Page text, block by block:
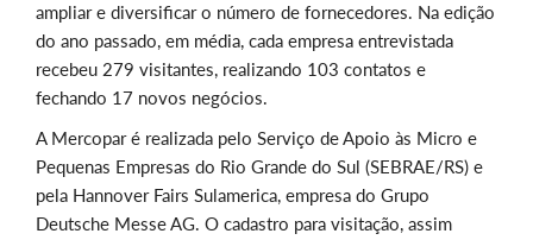
ampliar e diversificar o número de fornecedores. Na edição
do ano passado, em média, cada empresa entrevistada
recebeu 279 visitantes, realizando 103 contatos e
fechando 17 novos negócios.
A Mercopar é realizada pelo Serviço de Apoio às Micro e
Pequenas Empresas do Rio Grande do Sul (SEBRAE/RS) e
pela Hannover Fairs Sulamerica, empresa do Grupo
Deutsche Messe AG. O cadastro para visitação, assim